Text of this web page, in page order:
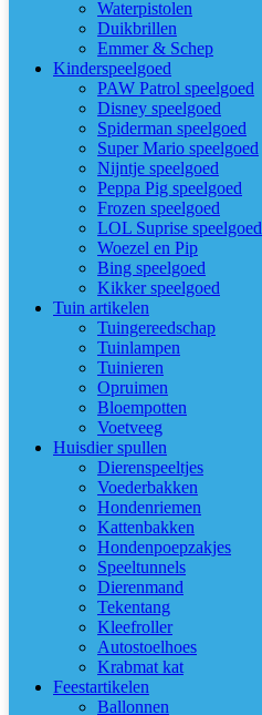
Waterpistolen
Duikbrillen
Emmer & Schep
Kinderspeelgoed
PAW Patrol speelgoed
Disney speelgoed
Spiderman speelgoed
Super Mario speelgoed
Nijntje speelgoed
Peppa Pig speelgoed
Frozen speelgoed
LOL Suprise speelgoed
Woezel en Pip
Bing speelgoed
Kikker speelgoed
Tuin artikelen
Tuingereedschap
Tuinlampen
Tuinieren
Opruimen
Bloempotten
Voetveeg
Huisdier spullen
Dierenspeeltjes
Voederbakken
Hondenriemen
Kattenbakken
Hondenpoepzakjes
Speeltunnels
Dierenmand
Tekentang
Kleefroller
Autostoelhoes
Krabmat kat
Feestartikelen
Ballonnen